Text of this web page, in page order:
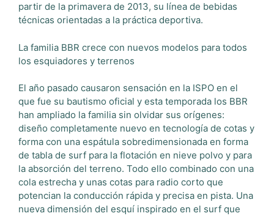
partir de la primavera de 2013, su línea de bebidas
técnicas orientadas a la práctica deportiva.
La familia BBR crece con nuevos modelos para todos
los esquiadores y terrenos
El año pasado causaron sensación en la ISPO en el
que fue su bautismo oficial y esta temporada los BBR
han ampliado la familia sin olvidar sus orígenes:
diseño completamente nuevo en tecnología de cotas y
forma con una espátula sobredimensionada en forma
de tabla de surf para la flotación en nieve polvo y para
la absorción del terreno. Todo ello combinado con una
cola estrecha y unas cotas para radio corto que
potencian la conducción rápida y precisa en pista. Una
nueva dimensión del esquí inspirado en el surf que